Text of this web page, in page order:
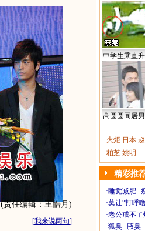
(责任编辑：王皓月)
[我来说两句]
中学生乘直
高圆圆同居
火炬 日本
柏芝 姚明
精彩推
·睡觉减肥--
·莫让“打呼
·老公戒不了
·狐臭--腋臭